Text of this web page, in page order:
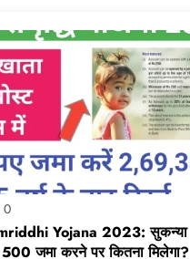
0
Yojana 2023: सुकन्या
500 जमा करने पर कितना मिलेगा?